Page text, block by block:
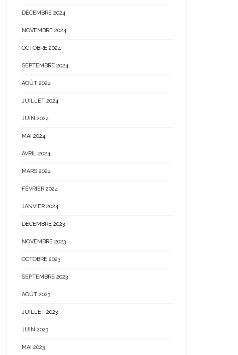
DÉCEMBRE 2024
NOVEMBRE 2024
OCTOBRE 2024
SEPTEMBRE 2024
AOÛT 2024
JUILLET 2024
JUIN 2024
MAI 2024
AVRIL 2024
MARS 2024
FÉVRIER 2024
JANVIER 2024
DÉCEMBRE 2023
NOVEMBRE 2023
OCTOBRE 2023
SEPTEMBRE 2023
AOÛT 2023
JUILLET 2023
JUIN 2023
MAI 2023